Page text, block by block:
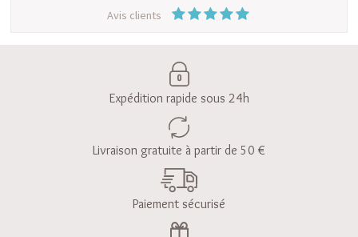
Avis clients
Expédition rapide sous 24h
Livraison gratuite à partir de 50 €
Paiement sécurisé